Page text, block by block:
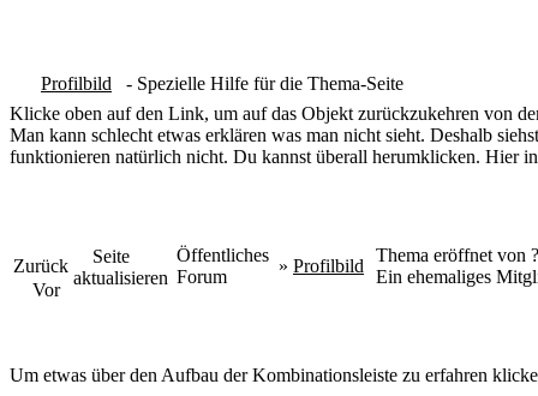
Profilbild
- Spezielle Hilfe für die Thema-Seite
Klicke oben auf den Link, um auf das Objekt zurückzukehren von
Man kann schlecht etwas erklären was man nicht sieht. Deshalb
funktionieren natürlich nicht. Du kannst überall herumklicken. Hier
Zurück
Vor
Seite
aktualisieren
Öffentliches
Forum
» Profilbild
Thema eröffnet von
Ein ehemaliges
Um etwas über den Aufbau der Kombinationsleiste zu erfahren